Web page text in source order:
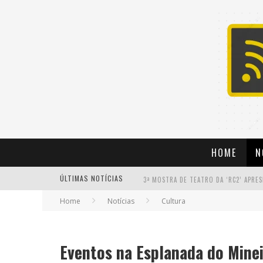
HOME
ÚLTIMAS NOTÍCIAS
Home Notícias Cultura
Eventos na Esplanada do